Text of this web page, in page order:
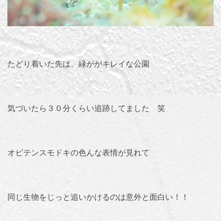
たどり着いた先は、緑ががキレイな公園
気づいたら３０分くらい追跡してました 笑
オビテンスモドキの色んな表情が見れて
同じ生物をじっと追いかけるのは意外と面白い！！